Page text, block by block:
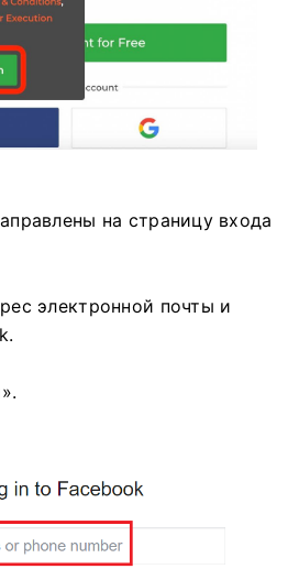
на страницу входа
электронной почты и